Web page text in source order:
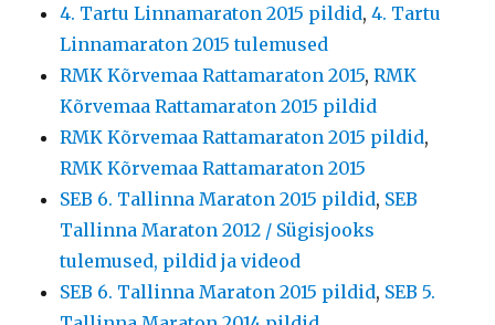
4. Tartu Linnamaraton 2015 pildid,4. Tartu
Linnamaraton 2015 tulemused
RMK Kõrvemaa Rattamaraton 2015,RMK
Kõrvemaa Rattamaraton 2015 pildid
RMK Kõrvemaa Rattamaraton 2015 pildid,
RMK Kõrvemaa Rattamaraton 2015
SEB 6. Tallinna Maraton 2015 pildid, SEB
Tallinna Maraton 2012 / Sügisjooks
tulemused, pildid ja videod
SEB 6. Tallinna Maraton 2015 pildid, SEB 5.